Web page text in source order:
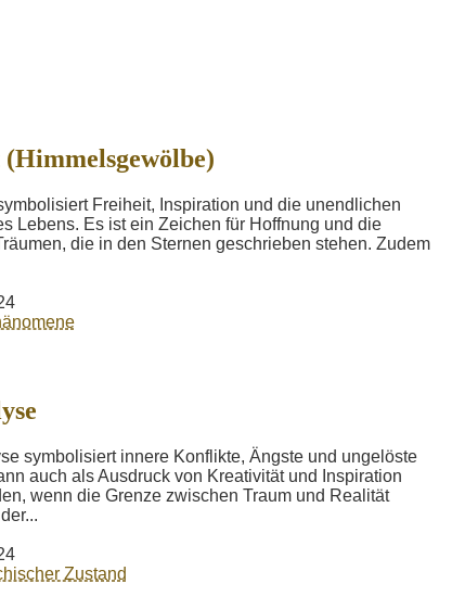
Freiheit, Inspiration und die unendlichen
Lebens. Es ist ein Zeichen für Hoffnung und die
die in den Sternen geschrieben stehen. Zudem
symbolisiert innere Konflikte, Ängste und ungelöste
auch als Ausdruck von Kreativität und Inspiration
wenn die Grenze zwischen Traum und Realität
Zustand